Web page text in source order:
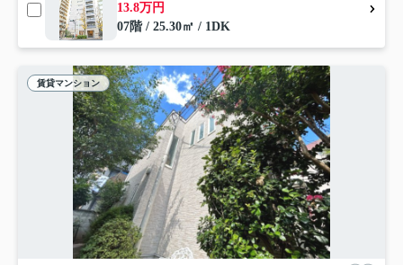
13.8万円
07階 / 25.30㎡ / 1DK
賃貸マンション